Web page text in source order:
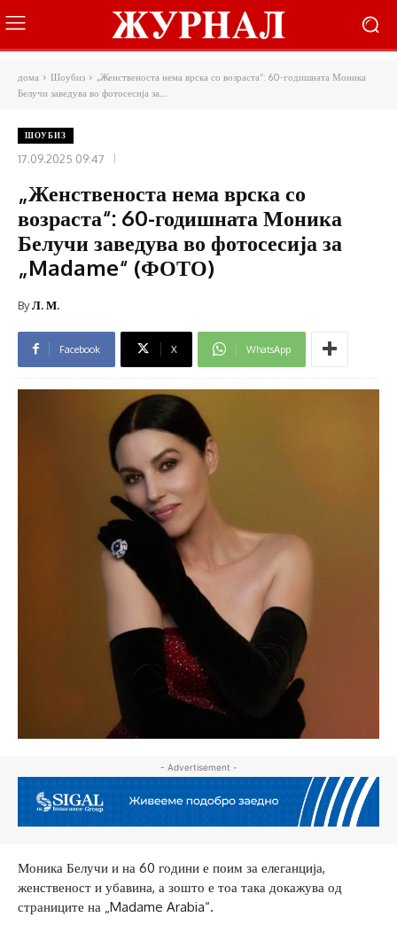
дома Шоубиз
„Женственоста нема врска со возраста“: 60-годишната Моника
Белучи заведува во фотосесија за...
ШОУБИЗ
17.09.2025 09:47
„Женственоста нема врска со
возраста“: 60-годишната Моника
Белучи заведува во фотосесија за
„Madame“ (ФОТО)
ByЛ. М.
Facebook X WhatsApp
- Advertisement -
Моника Белучи и на 60 години е поим за елеганција,
женственост и убавина, а зошто е тоа така докажува од
страниците на „Madame Arabia“.